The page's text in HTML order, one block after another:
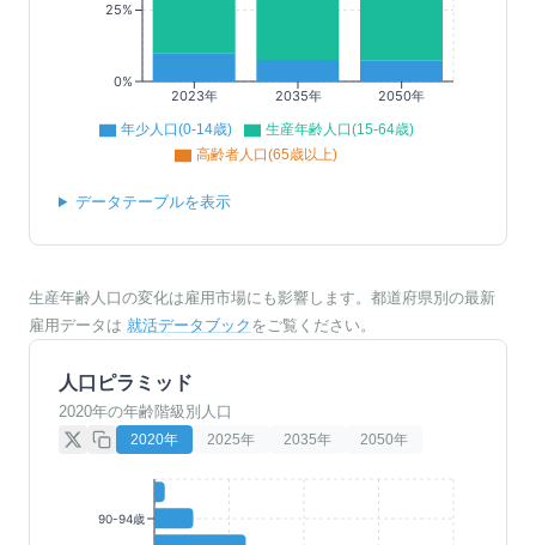
2023年 2035年 2050年
0%
25%
年少人口(0-14歳)
生産年齢人口(15-64歳)
高齢者人口(65歳以上)
データテーブルを表示
生産年齢人口の変化は雇用市場にも影響します。都道府県別の最新
雇用データは 就活データブック をご覧ください。
人口ピラミッド
2020年の年齢階級別人口
2020年 2025年 2035年 2050年
90-94歳